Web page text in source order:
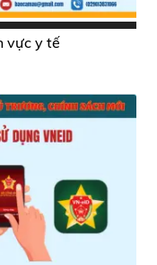
vực y tế